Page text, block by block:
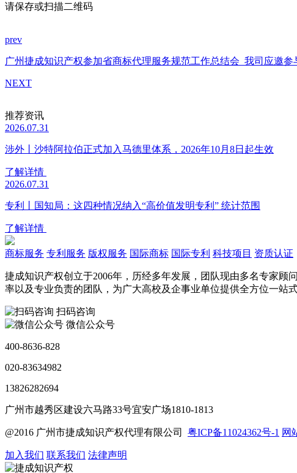
请保存或扫描二维码
prev
广州捷成知识产权参加省商标代理服务规范工作总结会 我司应邀参
NEXT
推荐资讯
2026.07.31
涉外丨沙特阿拉伯正式加入马德里体系，2026年10月8日起生效
了解详情
2026.07.31
专利丨国知局：这四种情况纳入“高价值发明专利” 统计范围
了解详情
商标服务 专利服务 版权服务 国际商标 国际专利 科技项目 资质认证
捷成知识产权创立于2006年，历经多年发展，团队现由多名专家
率以及专业负责的团队，为广大高校及企事业单位提供全方位一站
扫码咨询
微信公众号
400-8636-828
020-83634982
13826282694
广州市越秀区建设六马路33号宜安广场1810-1813
@2016 广州市捷成知识产权代理有限公司 粤ICP备11024362号-1 网
加入我们 联系我们 法律声明